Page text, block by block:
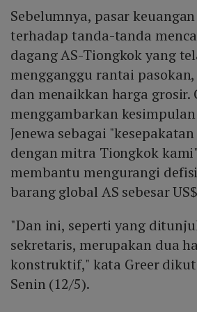
Sebelumnya, pasar
terhadap tanda-tanda
dagang AS-Tiongkok yang
mengganggu rantai
dan menaikkan harga grosir.
menggambarkan
Jenewa sebagai
dengan mitra Tiongkok
membantu mengurangi
barang global AS sebesar
"Dan ini, seperti yang
sekretaris, merupakan dua
konstruktif," kata Greer
Senin (12/5).